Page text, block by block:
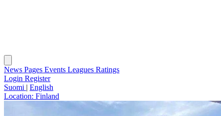
News Pages Events Leagues Ratings
Login Register
Suomi | English
Location: Finland